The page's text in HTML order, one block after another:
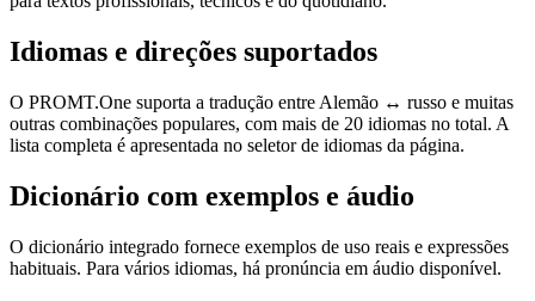
Idiomas e direções suportados
O PROMT.One suporta a tradução entre Alemão ↔ russo e muitas
outras combinações populares, com mais de 20 idiomas no total. A
lista completa é apresentada no seletor de idiomas da página.
Dicionário com exemplos e áudio
O dicionário integrado fornece exemplos de uso reais e expressões
habituais. Para vários idiomas, há pronúncia em áudio disponível.